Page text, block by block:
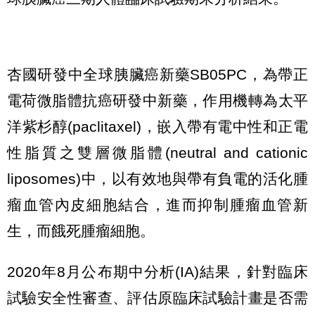
杏國研發中全球胰臟癌新藥SB05PC，為帶正
電荷微脂體抗癌研發中新藥，作用機轉為太平
洋紫杉醇(paclitaxel)，嵌入帶有電中性和正電
性脂質之雙層微脂體(neutral and cationic
liposomes)中，以有效地與帶有負電的活化腫
瘤血管內皮細胞結合，進而抑制腫瘤血管新
生，而餓死腫瘤細胞。
2020年8月公布期中分析(IA)結果，針對臨床
試驗安全性審查、評估原臨床試驗計畫是否需